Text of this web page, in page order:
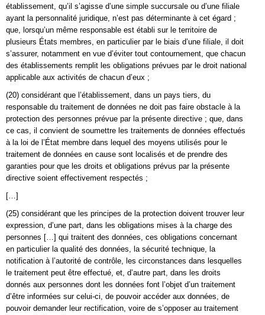
établissement, qu’il s’agisse d’une simple succursale ou d’une filiale
ayant la personnalité juridique, n’est pas déterminante à cet égard ;
que, lorsqu’un même responsable est établi sur le territoire de
plusieurs États membres, en particulier par le biais d’une filiale, il doit
s’assurer, notamment en vue d’éviter tout contournement, que chacun
des établissements remplit les obligations prévues par le droit national
applicable aux activités de chacun d’eux ;
(20) considérant que l’établissement, dans un pays tiers, du
responsable du traitement de données ne doit pas faire obstacle à la
protection des personnes prévue par la présente directive ; que, dans
ce cas, il convient de soumettre les traitements de données effectués
à la loi de l’État membre dans lequel des moyens utilisés pour le
traitement de données en cause sont localisés et de prendre des
garanties pour que les droits et obligations prévus par la présente
directive soient effectivement respectés ;
[…]
(25) considérant que les principes de la protection doivent trouver leur
expression, d’une part, dans les obligations mises à la charge des
personnes […] qui traitent des données, ces obligations concernant
en particulier la qualité des données, la sécurité technique, la
notification à l’autorité de contrôle, les circonstances dans lesquelles
le traitement peut être effectué, et, d’autre part, dans les droits
donnés aux personnes dont les données font l’objet d’un traitement
d’être informées sur celui-ci, de pouvoir accéder aux données, de
pouvoir demander leur rectification, voire de s’opposer au traitement